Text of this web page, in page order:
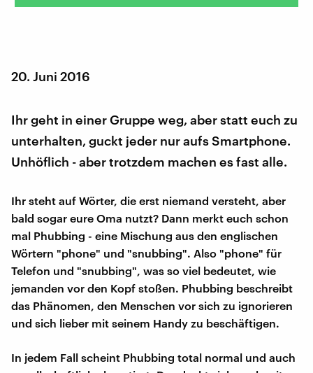
20. Juni 2016
Ihr geht in einer Gruppe weg, aber statt euch zu
unterhalten, guckt jeder nur aufs Smartphone.
Unhöflich - aber trotzdem machen es fast alle.
Ihr steht auf Wörter, die erst niemand versteht, aber
bald sogar eure Oma nutzt? Dann merkt euch schon
mal Phubbing - eine Mischung aus den englischen
Wörtern "phone" und "snubbing". Also "phone" für
Telefon und "snubbing", was so viel bedeutet, wie
jemanden vor den Kopf stoßen. Phubbing beschreibt
das Phänomen, den Menschen vor sich zu ignorieren
und sich lieber mit seinem Handy zu beschäftigen.
In jedem Fall scheint Phubbing total normal und auch